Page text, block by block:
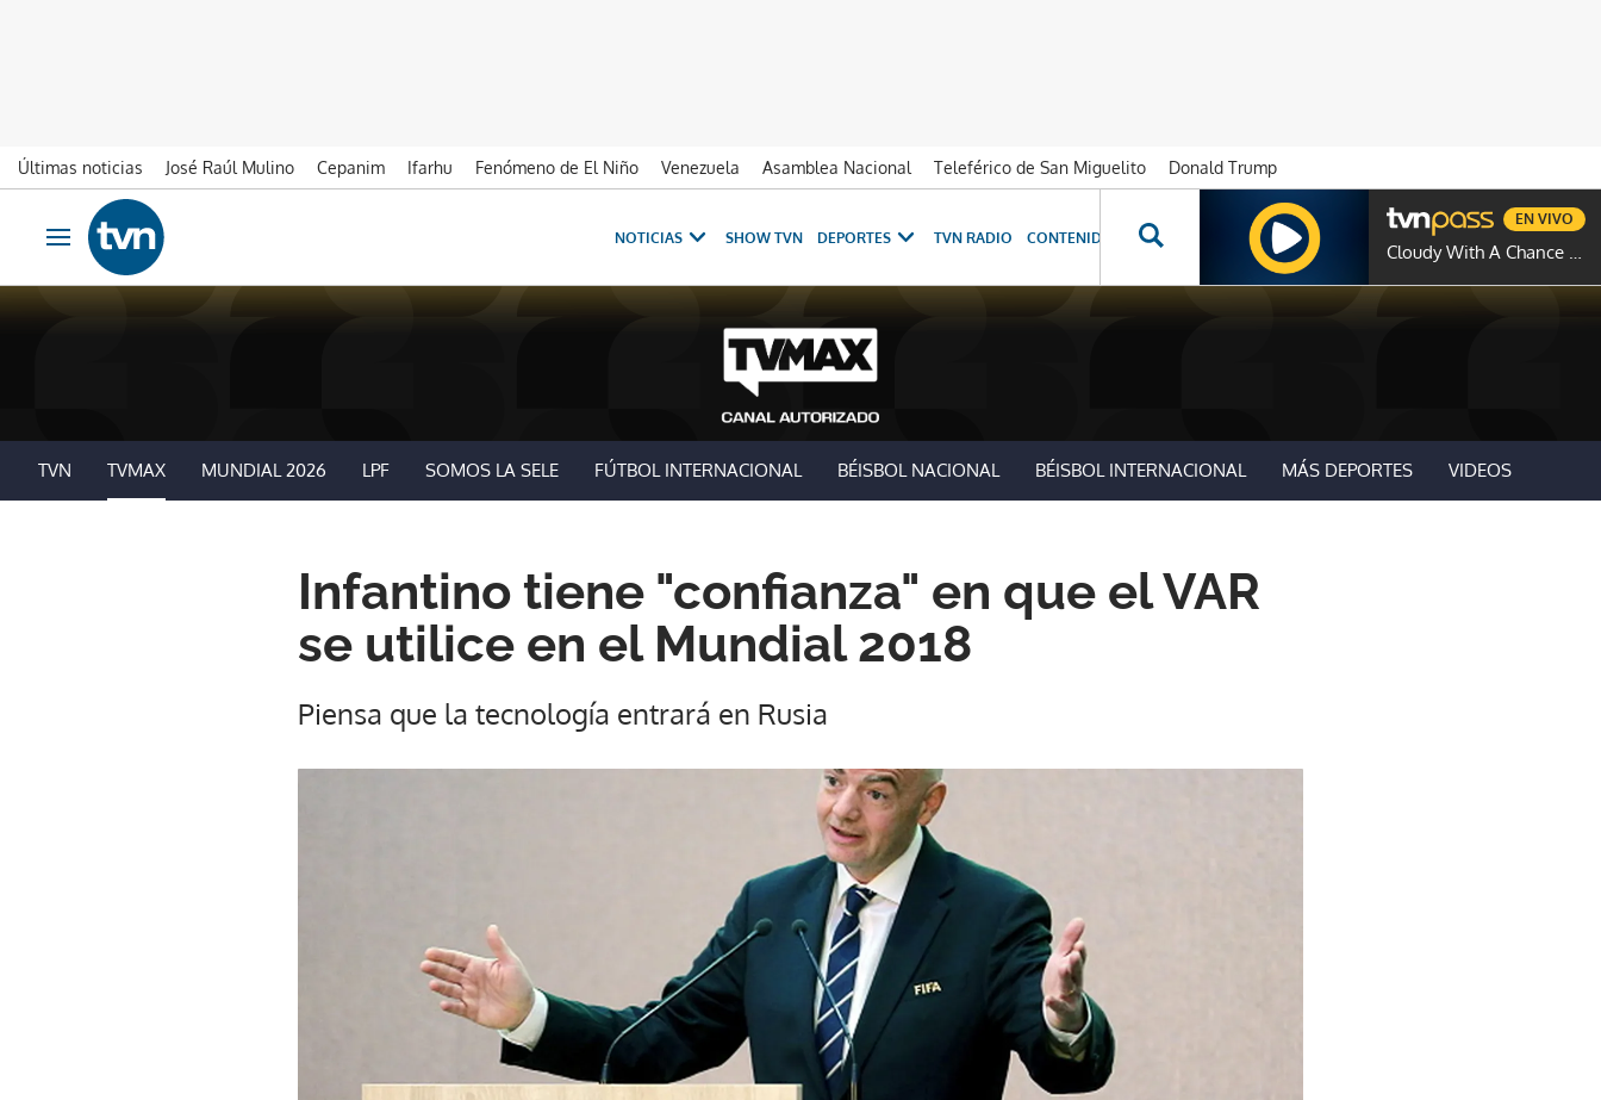
Últimas noticias José Raúl Mulino Cepanim Ifarhu Fenómeno de El Niño Venezuela Asamblea Nacional Teleférico de San Miguelito
Donald Trump
Ir al contenido
Obrir navegació
NOTICIAS SHOW TVN DEPORTES TVN RADIO CONTENIDOS ESPECIALES NOVELAS GENTE TVN
Cloudy With A Chance Of Meatballs
EN VIVO
TVN TVMAX MUNDIAL 2026 LPF SOMOS LA SELE FÚTBOL INTERNACIONAL BÉISBOL NACIONAL BÉISBOL INTERNACIONAL MÁS DEPORTES VIDEOS
Infantino tiene "confianza" en que el VAR
se utilice en el Mundial 2018
Piensa que la tecnología entrará en Rusia